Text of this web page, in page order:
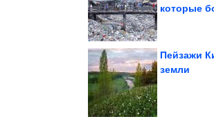
которые
Пейзажи
земли